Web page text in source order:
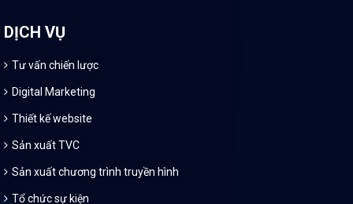
DỊCH VỤ
Tư vấn chiến lược
Digital Marketing
Thiết kế website
Sản xuất TVC
Sản xuất chương trình truyền hình
Tổ chức sự kiện